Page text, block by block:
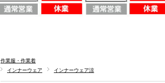
作業服・作業着
インナーウェア
インナーウェア涼